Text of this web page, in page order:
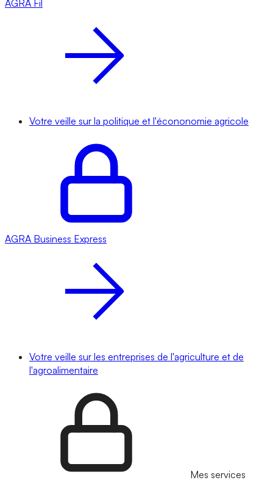
AGRA Fil
Votre veille sur la politique et l'écononomie agricole
AGRA Business Express
Votre veille sur les entreprises de l'agriculture et de
l'agroalimentaire
Mes services